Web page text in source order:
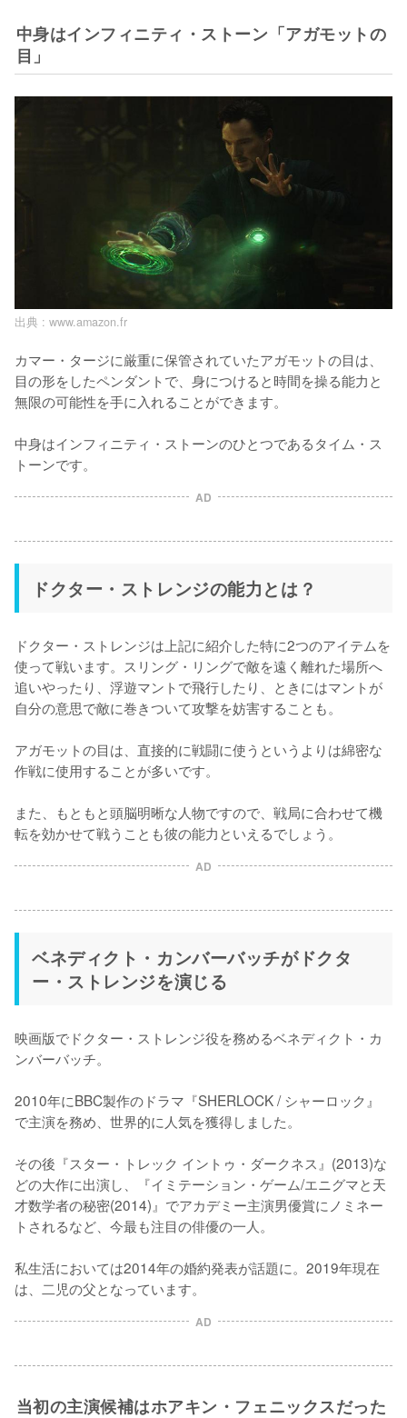
中身はインフィニティ・ストーン「アガモットの
目」
出典 : www.amazon.fr
カマー・タージに厳重に保管されていたアガモットの目は、
目の形をしたペンダントで、身につけると時間を操る能力と
無限の可能性を手に入れることができます。
中身はインフィニティ・ストーンのひとつであるタイム・ス
トーンです。
AD
ドクター・ストレンジの能力とは？
ドクター・ストレンジは上記に紹介した特に2つのアイテムを
使って戦います。スリング・リングで敵を遠く離れた場所へ
追いやったり、浮遊マントで飛行したり、ときにはマントが
自分の意思で敵に巻きついて攻撃を妨害することも。
アガモットの目は、直接的に戦闘に使うというよりは綿密な
作戦に使用することが多いです。
また、もともと頭脳明晰な人物ですので、戦局に合わせて機
転を効かせて戦うことも彼の能力といえるでしょう。
AD
ベネディクト・カンバーバッチがドクタ
ー・ストレンジを演じる
映画版でドクター・ストレンジ役を務めるベネディクト・カ
ンバーバッチ。
2010年にBBC製作のドラマ『SHERLOCK / シャーロック』
で主演を務め、世界的に人気を獲得しました。
その後『スター・トレック イントゥ・ダークネス』(2013)な
どの大作に出演し、『イミテーション・ゲーム/エニグマと天
才数学者の秘密(2014)』でアカデミー主演男優賞にノミネー
トされるなど、今最も注目の俳優の一人。
私生活においては2014年の婚約発表が話題に。2019年現在
は、二児の父となっています。
AD
当初の主演候補はホアキン・フェニックスだった